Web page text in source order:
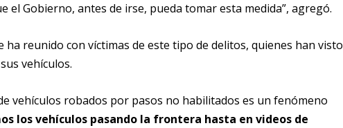
el Gobierno, antes de irse, pueda tomar esta medida”, agregó.
reunido con víctimas de este tipo de delitos, quienes han visto
vehículos.
vehículos robados por pasos no habilitados es un fenómeno
los vehículos pasando la frontera hasta en videos de